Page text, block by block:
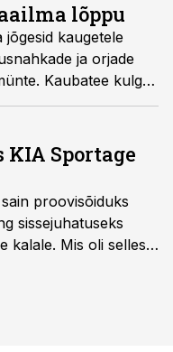
lõppu
jõgesid kaugetele
ja orjade
Kaubatee kulges
Sportage
proovisõiduks
sissejuhatuseks
kalale. Mis oli selles